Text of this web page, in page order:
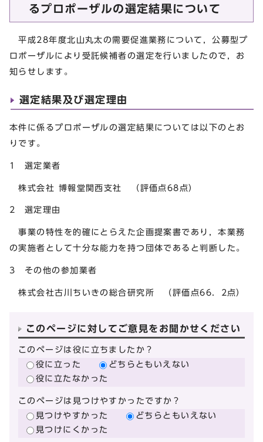
るプロポーザルの選定結果について
平成28年度北山丸太の需要促進業務について，公募型プ
ロポーザルにより受託候補者の選定を行いましたので，お
知らせします。
選定結果及び選定理由
本件に係るプロポーザルの選定結果については以下のとお
りです。
1 選定業者
株式会社 博報堂関西支社 （評価点68点）
2 選定理由
事業の特性を的確にとらえた企画提案書であり，本業務
の実施者として十分な能力を持つ団体であると判断した。
3 その他の参加業者
株式会社古川ちいきの総合研究所 （評価点66．2点）
このページに対してご意見をお聞かせください
このページは役に立ちましたか？
役に立った
どちらともいえない
役に立たなかった
このページは見つけやすかったですか？
見つけやすかった
どちらともいえない
見つけにくかった